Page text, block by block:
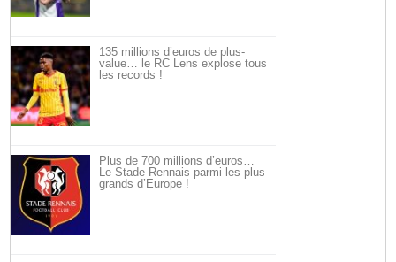
135 millions d’euros de plus-
value… le RC Lens explose tous
les records !
Plus de 700 millions d’euros…
Le Stade Rennais parmi les plus
grands d’Europe !